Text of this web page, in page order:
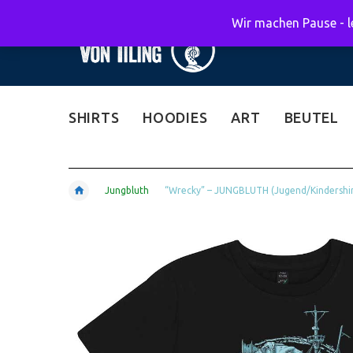
SHIRTS HOODIES ART BEUTEL
Jungbluth “Wrecky” – JUNGBLUTH (Jugend/
Wir machen Pause -